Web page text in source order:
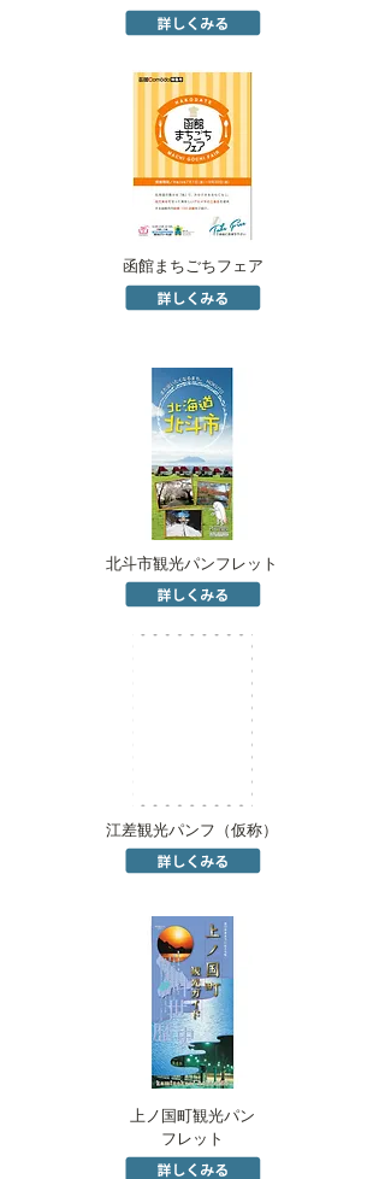
函館まちごちフェア
北斗市観光パンフレット
江差観光パンフ（仮称）
上ノ国町観光パン
フレット